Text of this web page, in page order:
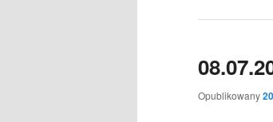
Opublikowany